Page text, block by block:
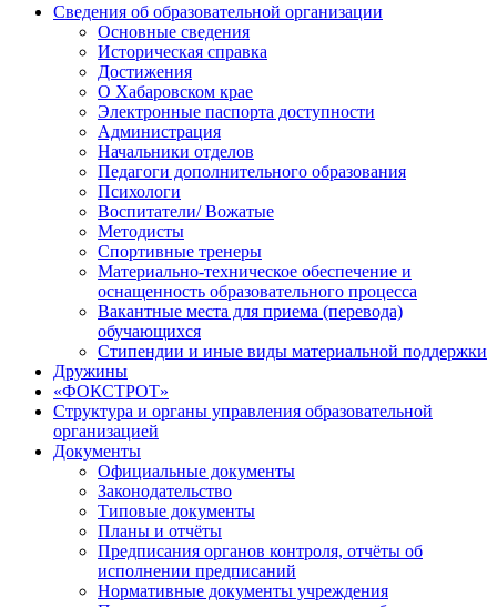
Сведения об образовательной организации
Основные сведения
Историческая справка
Достижения
О Хабаровском крае
Электронные паспорта доступности
Администрация
Начальники отделов
Педагоги дополнительного образования
Психологи
Воспитатели/ Вожатые
Методисты
Спортивные тренеры
Материально-техническое обеспечение и
оснащенность образовательного процесса
Вакантные места для приема (перевода)
обучающихся
Стипендии и иные виды материальной поддержки
Дружины
«ФОКСТРОТ»
Структура и органы управления образовательной
организацией
Документы
Официальные документы
Законодательство
Типовые документы
Планы и отчёты
Предписания органов контроля, отчёты об
исполнении предписаний
Нормативные документы учреждения